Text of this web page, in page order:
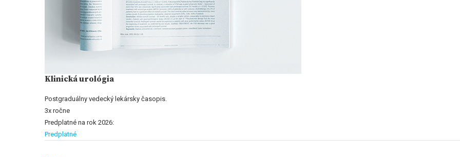
Klinická urológia
Postgraduálny vedecký lekársky časopis.
3x ročne
Predplatné na rok 2026:
Predplatné